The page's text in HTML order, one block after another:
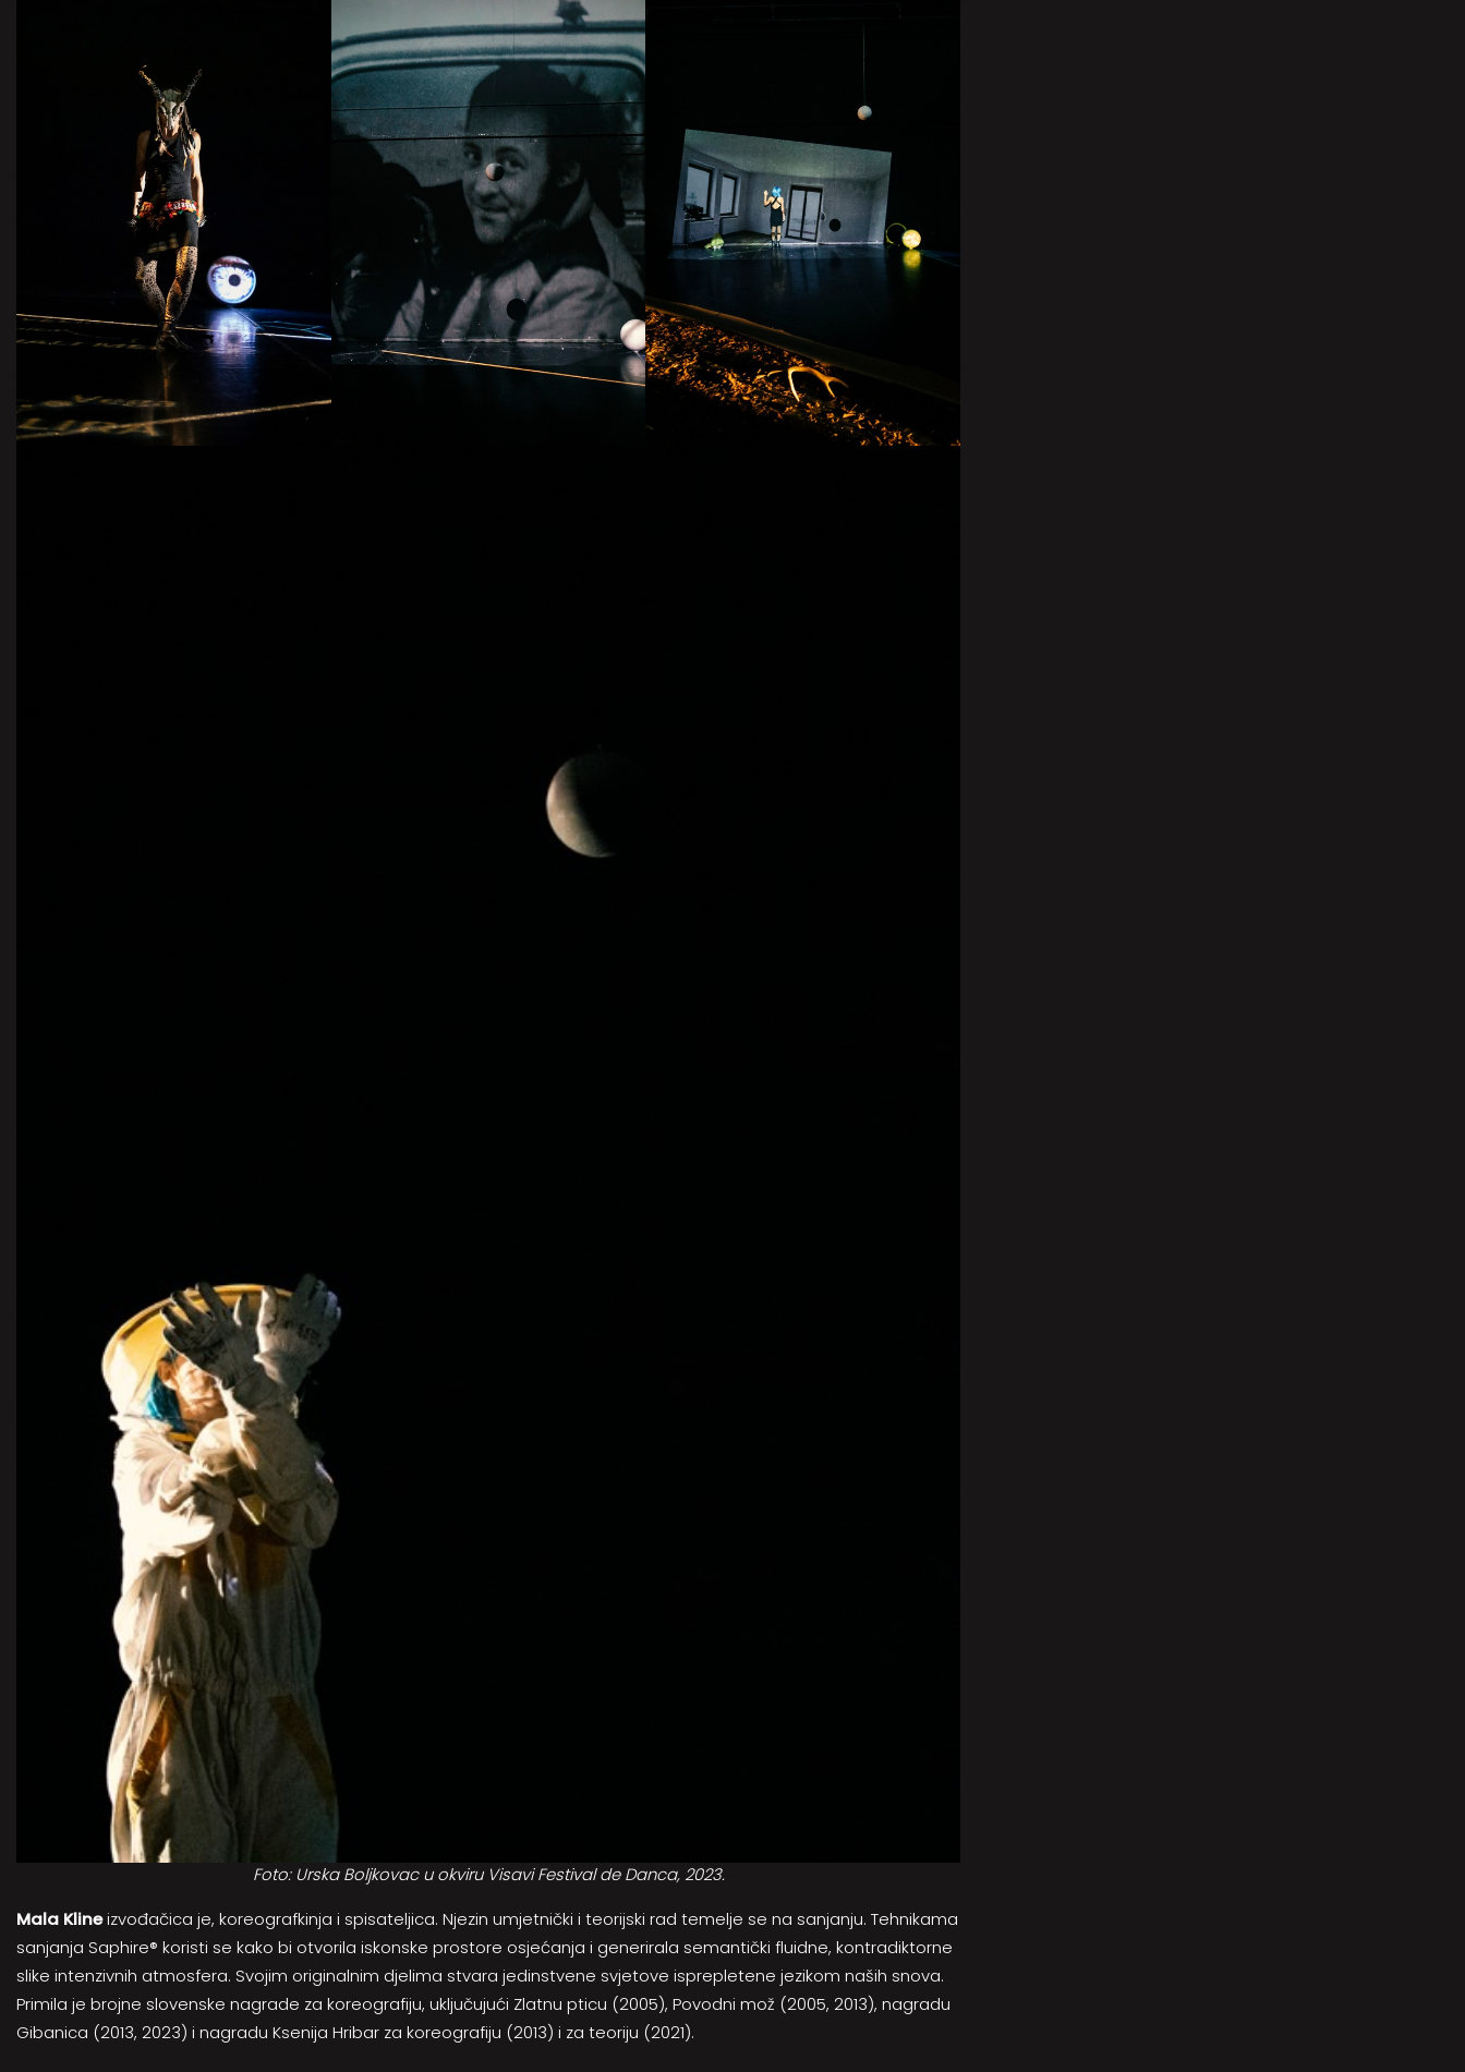
Foto: Urska Boljkovac u okviru Visavi Festival de Danca, 2023.
Mala Klineizvođačica je, koreografkinja i spisateljica. Njezin umjetnički i teorijski rad temelje se na sanjanju. Tehnikama
sanjanja Saphire® koristi se kako bi otvorila iskonske prostore osjećanja i generirala semantički fluidne, kontradiktorne
slike intenzivnih atmosfera. Svojim originalnim djelima stvara jedinstvene svjetove isprepletene jezikom naših snova.
Primila je brojne slovenske nagrade za koreografiju, uključujući Zlatnu pticu (2005), Povodni mož (2005, 2013), nagradu
Gibanica (2013, 2023) i nagradu Ksenija Hribar za koreografiju (2013) i za teoriju (2021).